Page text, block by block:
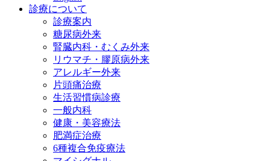
診療について
診療案内
糖尿病外来
腎臓内科・むくみ外来
リウマチ・膠原病外来
アレルギー外来
片頭痛治療
生活習慣病診療
一般内科
健康・美容療法
肥満症治療
6種複合免疫療法